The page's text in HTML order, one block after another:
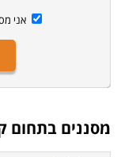
אני
מסננים בתחום